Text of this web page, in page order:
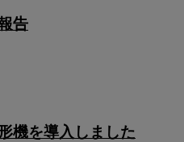
告
機を導入しました